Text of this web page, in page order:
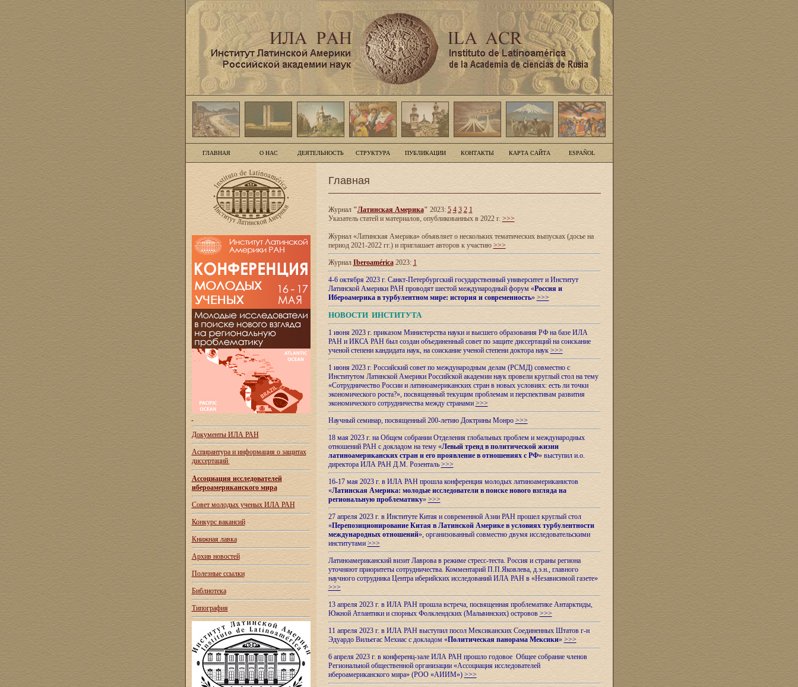
ГЛАВНАЯ О НАС ДЕЯТЕЛЬНОСТЬ СТРУКТУРА ПУБЛИКАЦИИ КОНТАКТЫ КАРТА САЙТА ESPAÑOL
Документы ИЛА РАН
Аспирантура и информация о защитах
диссертаций
Ассоциация исследователей
ибероамериканского мира
Совет молодых ученых ИЛА РАН
Конкурс вакансий
Книжная лавка
Архив новостей
Полезные ссылки
Библиотека
Типография
Главная
Журнал"Латинская Америка" 2023: 5 4 3 2 1
Указатель статей и материалов, опубликованных в 2022 г. >>>
Журнал «Латинская Америка» объявляет о нескольких тематических выпусках (досье на
период 2021-2022 гг.) и приглашает авторов к участию >>>
Журнал Iberoamérica2023: 1
4-6 октября 2023 г. Санкт-Петербургский государственный университет и Институт
Латинской Америки РАН проводят шестой международный форум «Россия и
Ибероамерика в турбулентном мире: история и современность» >>>
НОВОСТИ ИНСТИТУТА
1 июня 2023 г. приказом Министерства науки и высшего образования РФ на базе ИЛА
РАН и ИКСА РАН был создан объединенный совет по защите диссертаций на соискание
ученой степени кандидата наук, на соискание ученой степени доктора наук >>>
1 июня 2023 г. Российский совет по международным делам (РСМД) совместно с
Институтом Латинской Америки Российской академии наук провели круглый стол на тему
«Сотрудничество России и латиноамериканских стран в новых условиях: есть ли точки
экономического роста?», посвященный текущим проблемам и перспективам развития
экономического сотрудничества между странами >>>
Научный семинар, посвященный 200-летию Доктрины Монро>>>
18 мая 2023 г. на Общем собрании Отделения глобальных проблем и международных
отношений РАН с докладом на тему «Левый тренд в политической жизни
латиноамериканских стран и его проявление в отношениях с РФ» выступил и.о.
директора ИЛА РАН Д.М. Розенталь >>>
16-17 мая 2023 г. в ИЛА РАН прошла конференция молодых латиноамериканистов
«Латинская Америка: молодые исследователи в поиске нового взгляда на
региональную проблематику» >>>
27 апреля 2023 г. в Институте Китая и современной Азии РАН прошел круглый стол
«Перепозиционирование Китая в ЛатинскойАмерике в условиях турбулентности
международных отношений», организованный совместно двумя исследовательскими
институтами >>>
Латиноамериканский визит Лаврова в режиме стресс-теста. Россия и страны региона
уточняют приоритеты сотрудничества. Комментарий П.П.Яковлева, д.э.н., главного
научного сотрудника Центра иберийских исследований ИЛА РАН в «Независимой газете»
>>>
13 апреля 2023 г. в ИЛА РАН прошла встреча, посвященная проблематике Антарктиды,
Южной Атлантики и спорных Фолклендских (Мальвинских) островов >>>
11 апреля 2023 г. в ИЛА РАН выступил посол Мексиканских Соединенных Штатов г-н
Эдуардо Вильегас Мехиас c докладом «Политическая панорама Мексики» >>>
6 апреля 2023 г. в конференц-зале ИЛА РАН прошло годовое Общее собрание членов
Региональной общественной организации «Ассоциация исследователей
ибероамериканского мира» (РОО «АИИМ») >>>